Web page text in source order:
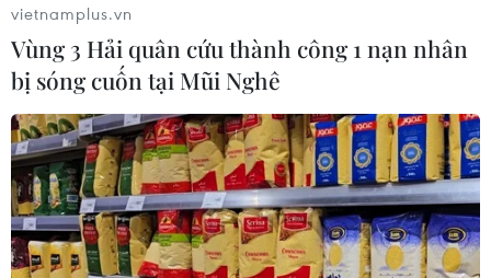
TIN CÙNG CHUYÊN MỤC
Áp thấp nhiệt đới đã suy yếu thành
một vùng áp thấp
08/08/2026 14:19
vietnamplus.vn
Vùng 3 Hải quân cứu thành công 1 nạn nhân
bị sóng cuốn tại Mũi Nghê